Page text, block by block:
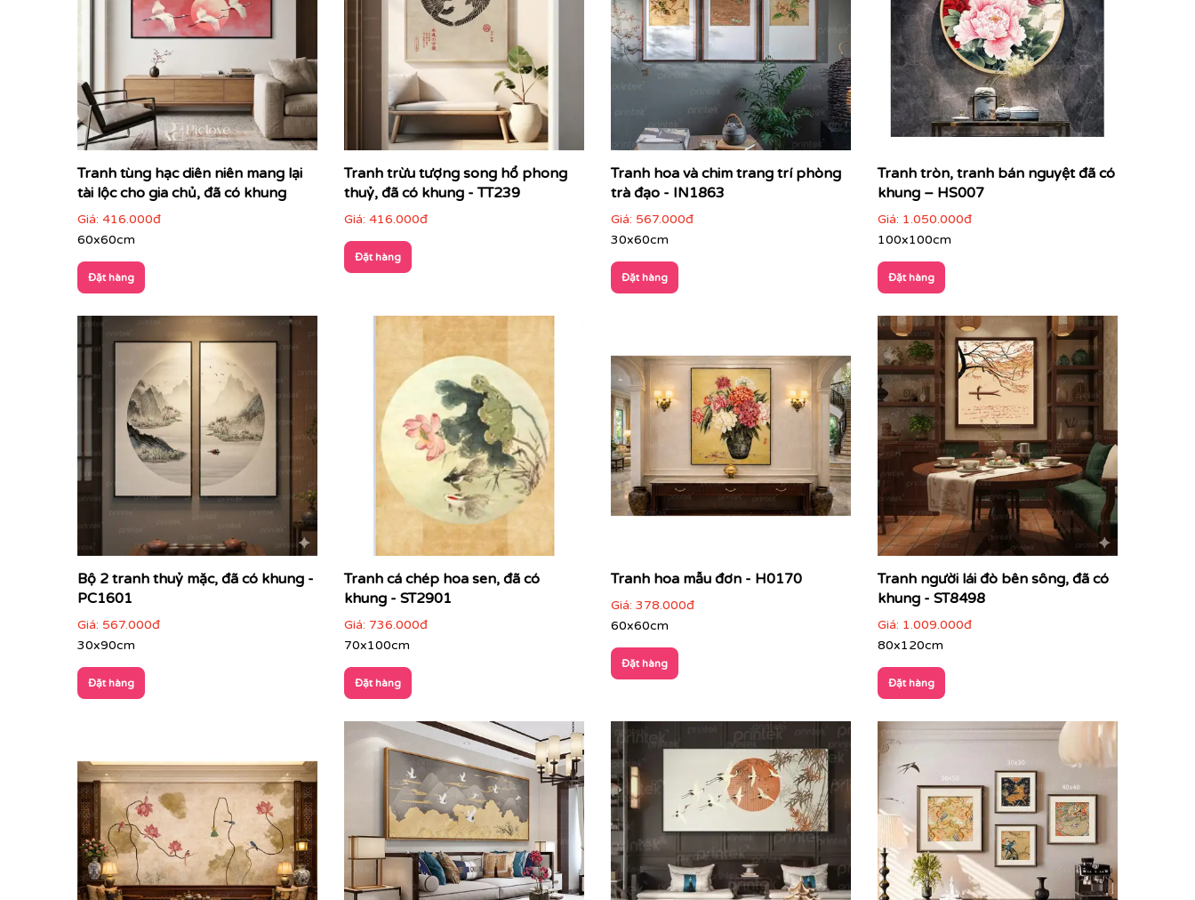
Hình ảnh các loài vật như hổ, công, voi, hươu, chim, cá chép, trâu, ngựa…
được cách điệu mang hơi hướng nghệ thuật truyền thống Á Đông, pha chút hoài
niệm Pháp cổ.
Tranh tùng hạc diên niên mang lại
tài lộc cho gia chủ, đã có khung
Giá: 416.000đ
60x60cm
Đặt hàng
Tranh trừu tượng song hổ phong
thuỷ, đã có khung - TT239
Giá: 416.000đ
Đặt hàng
Tranh hoa và chim trang trí phòng
trà đạo - IN1863
Giá: 567.000đ
30x60cm
Đặt hàng
Tranh tròn, tranh bán nguyệt đã có
khung – HS007
Giá: 1.050.000đ
100x100cm
Đặt hàng
Bộ 2 tranh thuỷ mặc, đã có khung -
PC1601
Giá: 567.000đ
30x90cm
Đặt hàng
Tranh cá chép hoa sen, đã có
khung - ST2901
Giá: 736.000đ
70x100cm
Đặt hàng
Tranh hoa mẫu đơn - H0170
Giá: 378.000đ
60x60cm
Đặt hàng
Tranh người lái đò bên sông, đã có
khung - ST8498
Giá: 1.009.000đ
80x120cm
Đặt hàng